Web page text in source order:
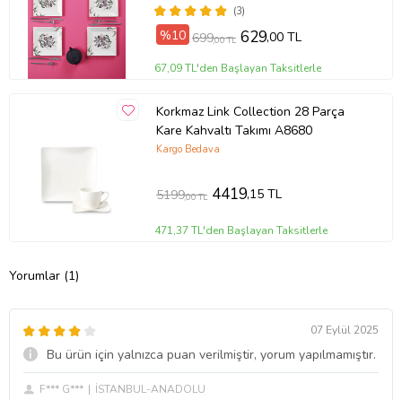
(3)
%10 699,00 TL 629,00 TL
67,09 TL'den Başlayan Taksitlerle
Korkmaz Link Collection 28 Parça
Kare Kahvaltı Takımı A8680
Kargo Bedava
5199,00 TL 4419,15 TL
471,37 TL'den Başlayan Taksitlerle
Yorumlar (1)
07 Eylül 2025
Bu ürün için yalnızca puan verilmiştir, yorum yapılmamıştır.
F*** G*** İSTANBUL-ANADOLU